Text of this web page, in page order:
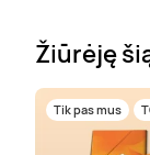
Žiūrėję
Tik pas mus